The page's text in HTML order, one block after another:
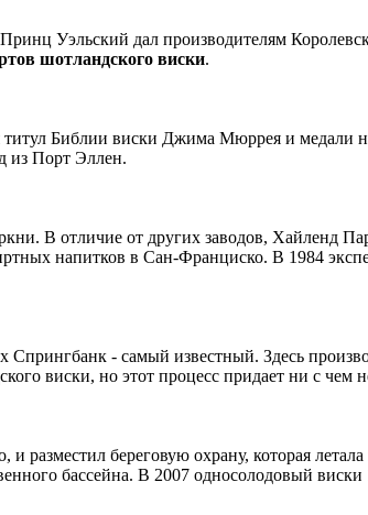
Уэльский дал производителям
шотландского виски.
Библии виски Джима Мюррея и медали
из Порт Эллен.
В отличие от других заводов, Хайленд
напитков в Сан-Франциско. В 1984
- самый известный. Здесь
виски, но этот процесс придает ни с чем
береговую охрану, которая
бассейна. В 2007 односолодовый